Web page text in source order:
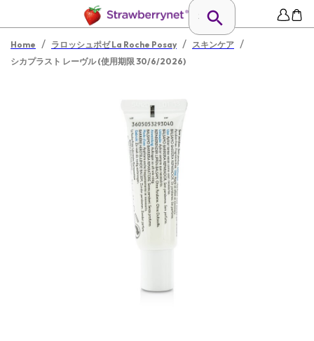
Home / ラロッシュポゼ La Roche Posay / スキンケア /
シカプラスト レーヴル (使用期限 30/6/2026)